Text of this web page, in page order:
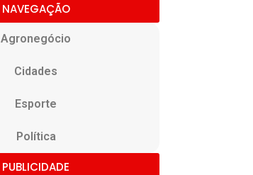
NAVEGAÇÃO
Agronegócio
Cidades
Esporte
Política
PUBLICIDADE